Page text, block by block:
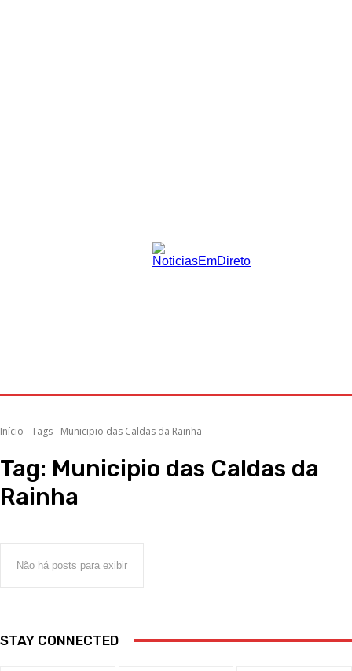
Início Tags Municipio das Caldas da Rainha
Tag: Municipio das Caldas da
Rainha
Não há posts para exibir
STAY CONNECTED